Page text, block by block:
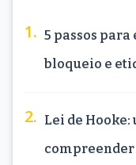
5 passos
bloqueio e
Lei de